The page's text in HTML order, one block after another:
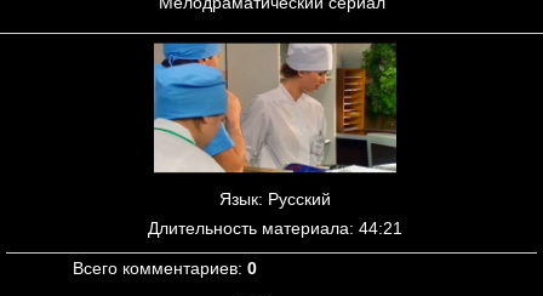
Язык: Русский
Длительность материала: 44:21
Всего комментариев: 0